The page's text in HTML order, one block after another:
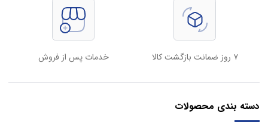
۷ روز ضمانت بازگشت کالا خدمات پس از فروش
دسته بندی محصولات